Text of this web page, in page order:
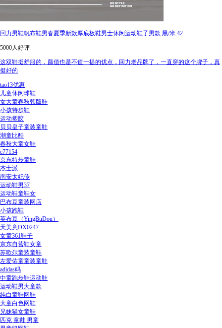
回力男鞋帆布鞋男春夏季新款厚底板鞋男士休闲运动鞋子男款 黑/米 42
5000人好评
这双鞋挺舒服的，颜值也是不值一提的优点，回力老品牌了，一直穿的这个牌子，真
挺好的
tao13优惠
儿童休闲球鞋
女大童春秋韩版鞋
小孩特步鞋
运动塑胶
贝贝皇子童装童鞋
潮童比酷
春秋大童女鞋
c77154
京东特步童鞋
杰士派
南安太妃传
运动鞋男37
运动鞋童鞋女
巴布豆童装网店
小孩跑鞋
英布豆（YingBuDou）
天美意DX0247
女童361鞋子
京东自营鞋女童
苏歌尔童装童鞋
左爱佑童童装童鞋
adidas码
中童跑步鞋运动鞋
运动鞋男大童款
纯白童鞋网鞋
大童白色网鞋
兄妹猫女童鞋
匹克 童鞋 男童